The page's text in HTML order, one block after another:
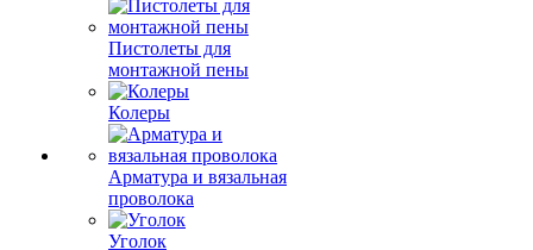
Пистолеты для
монтажной пены
Колеры
Арматура и вязальная
проволока
Уголок